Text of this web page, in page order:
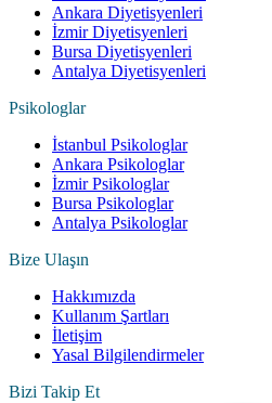
Ankara Diyetisyenleri
İzmir Diyetisyenleri
Bursa Diyetisyenleri
Antalya Diyetisyenleri
Psikologlar
İstanbul Psikologlar
Ankara Psikologlar
İzmir Psikologlar
Bursa Psikologlar
Antalya Psikologlar
Bize Ulaşın
Hakkımızda
Kullanım Şartları
İletişim
Yasal Bilgilendirmeler
Bizi Takip Et